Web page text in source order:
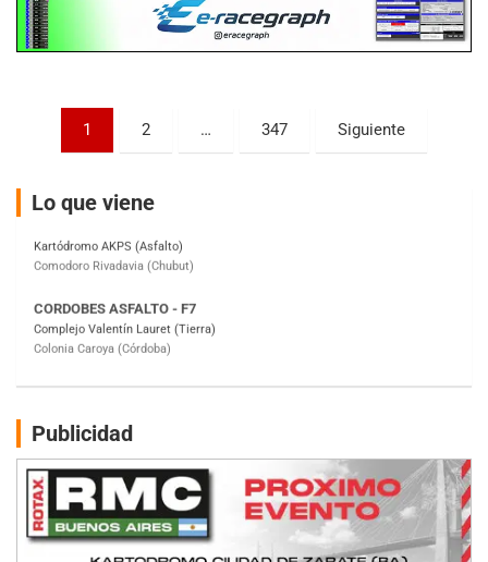
Paginación
entradas
1 2 … 347 Siguiente
Lo que viene
PROKART METROPOLITANO - F1
Rubén Luis Di Palma (Asfalto)
Kartódromo AKPS (Asfalto)
Comodoro Rivadavia (Chubut)
CORDOBES ASFALTO - F7
Colonia Caroya (Córdoba)
Parque de la Velocidad (Asfalto)
Villaguay (Entre Ríos)
Hugo "Gato" Molini (Tierra)
Ciudad de La Rioja (Asfalto)
La Rioja (La Rioja)
PROKART NEUQUINO - F6
Publicidad